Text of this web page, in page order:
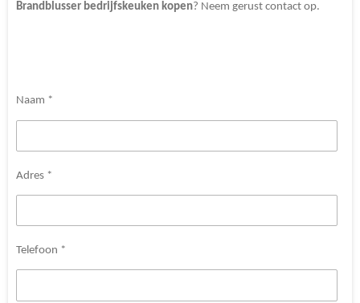
Brandblusser bedrijfskeuken kopen? Neem gerust contact op.
Naam *
Adres *
Telefoon *